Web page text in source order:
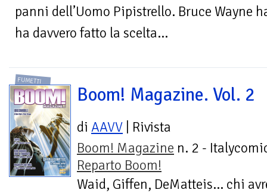
panni dell’Uomo Pipistrello. Bruce Wayne
ha davvero fatto la scelta...
FUMETTI
Boom! Magazine. Vol. 2
di AAVV | Rivista
Boom! Magazine n. 2 -
Reparto Boom!
Waid, Giffen, DeMatteis… chi